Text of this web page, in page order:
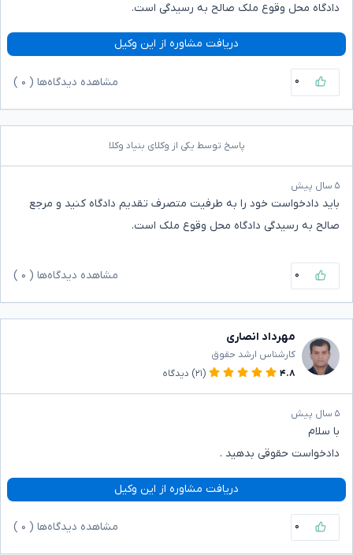
دادگاه محل وقوع ملک صالح به رسیدگی است.
دریافت مشاوره از این وکیل
۰ مشاهده دیدگاه‌ها ( ۰
پاسخ توسط یکی از وکلای بنیاد وکلا
۵ سال پیش
باید دادخواست خود را به طرفیت متصرف تقدیم دادگاه کنید و مرجع
صالح به رسیدگی دادگاه محل وقوع ملک است.
۰ مشاهده دیدگاه‌ها ( ۰
مهرداد انصاری
کارشناس ارشد حقوق
۴.۸
(۲۱) دیدگاه
۵ سال پیش
با سلام
دادخواست حقوقی بدهید .
دریافت مشاوره از این وکیل
۰ مشاهده دیدگاه‌ها ( ۰